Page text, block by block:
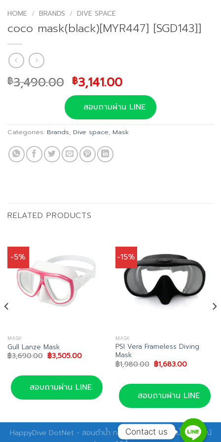
HOME / BRANDS / DIVE SPACE
coco mask(black)[MYR447] [SGD143]]
฿3,490.00 Original
price
was:
฿3,490.00.
฿3,141.00Current
price
is:
฿3,141.00.
สอบถามผ่าน LINE
Categories: Brands, Dive space, Mask
RELATED PRODUCTS
-5%
MASK
Gull Lanze Mask
฿3,690.00 Original
price
฿3,690.00.
฿3,505.00Current
฿3,505.00.
สอบถามผ่าน LINE
-15%
MASK
PSI Vera Frameless Diving
Mask
฿1,980.00 Original
price
฿1,980.00.
฿1,683.00Current
฿1,683.00.
สอบถามผ่าน LINE
HappyDive DotNet - สอนดำน้ำ ทริปดำน้ำ อุปกรณ์ดำน้ำ อุปกรณ์
Contact us